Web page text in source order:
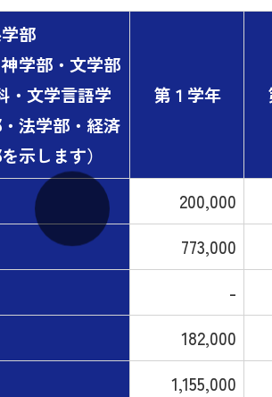
部
学部・文学部
・文学言語学
法学部・経済
示します）
第１学年
200,000
773,000
-
182,000
1,155,000